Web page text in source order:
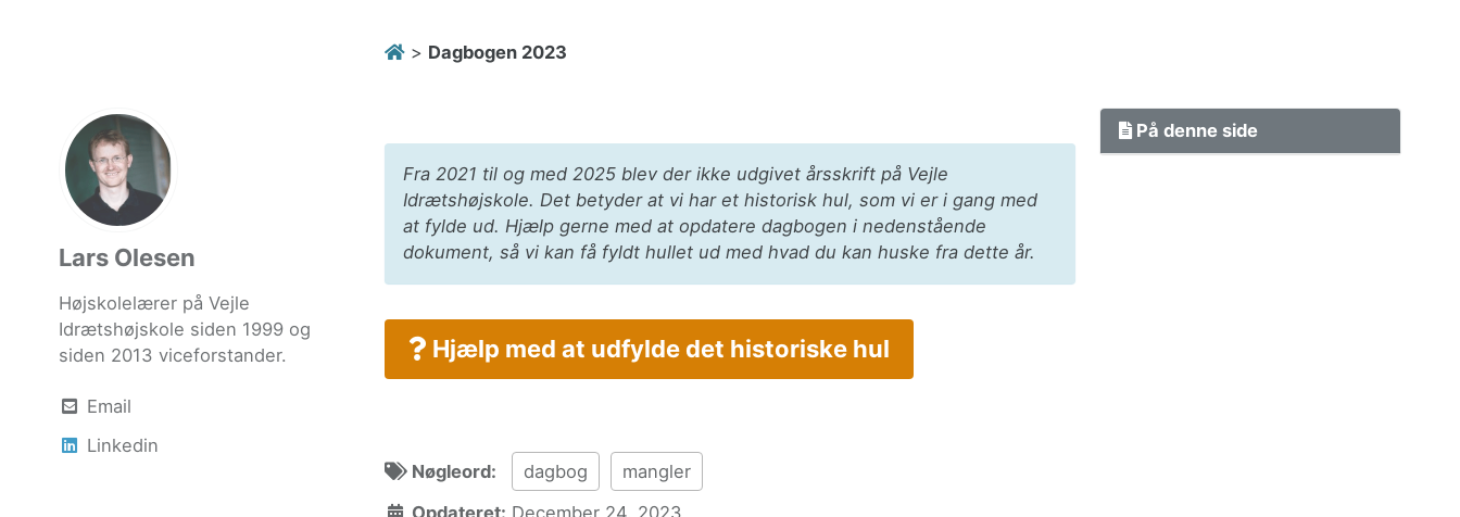
> Dagbogen 2023
Lars Olesen
Højskolelærer på Vejle
Idrætshøjskole siden 1999 og
siden 2013 viceforstander.
Email
Linkedin
På denne side
Fra 2021 til og med 2025 blev der ikke udgivet årsskrift på Vejle
Idrætshøjskole. Det betyder at vi har et historisk hul, som vi er i gang med
at fylde ud. Hjælp gerne med at opdatere dagbogen i nedenstående
dokument, så vi kan få fyldt hullet ud med hvad du kan huske fra dette år.
Hjælp med at udfylde det historiske hul
Nøgleord: dagbog
mangler
Opdateret: December 24, 2023